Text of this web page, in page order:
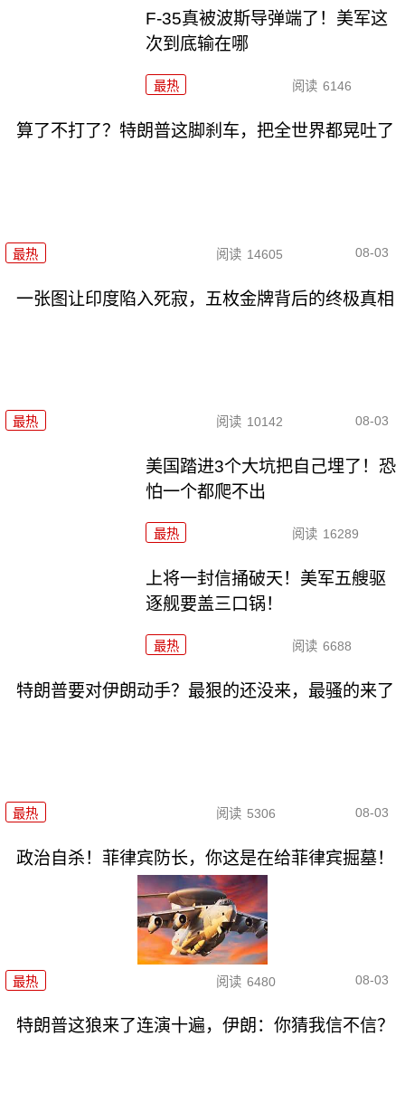
F-35真被波斯导弹端了！美军这
次到底输在哪
最热 阅读 6146
算了不打了？特朗普这脚刹车，把全世界都晃吐了
最热 阅读 14605 08-03
一张图让印度陷入死寂，五枚金牌背后的终极真相
最热 阅读 10142 08-03
美国踏进3个大坑把自己埋了！恐
怕一个都爬不出
最热 阅读 16289
上将一封信捅破天！美军五艘驱
逐舰要盖三口锅！
最热 阅读 6688
特朗普要对伊朗动手？最狠的还没来，最骚的来了
最热 阅读 5306 08-03
政治自杀！菲律宾防长，你这是在给菲律宾掘墓！
最热 阅读 6480 08-03
特朗普这狼来了连演十遍，伊朗：你猜我信不信？